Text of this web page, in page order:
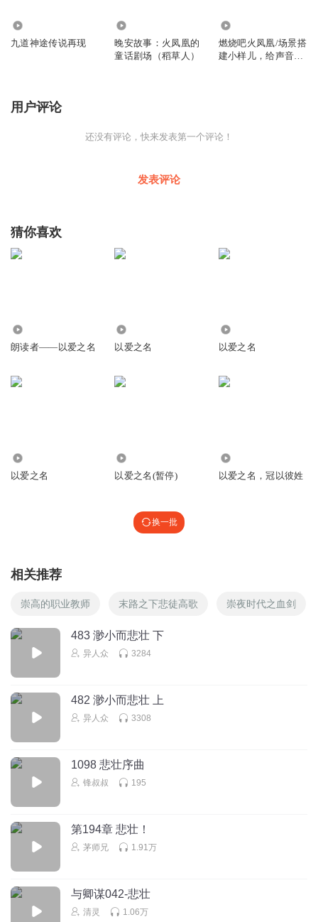
九道神途传说再现
晚安故事：火凤凰的
童话剧场（稻草人）
燃烧吧火凤凰/场景搭
建小样儿，给声音以
用户评论
还没有评论，快来发表第一个评论！
发表评论
猜你喜欢
朗读者——以爱之名 以爱之名 以爱之名
以爱之名 以爱之名(暂停) 以爱之名，冠以彼姓
换一批
相关推荐
崇高的职业教师 末路之下悲徒高歌 崇夜时代之血剑
483 渺小而悲壮 下
异人众 3284
482 渺小而悲壮 上
异人众 3308
1098 悲壮序曲
锋叔叔 195
第194章 悲壮！
茅师兄 1.91万
与卿谋042-悲壮
清灵 1.06万